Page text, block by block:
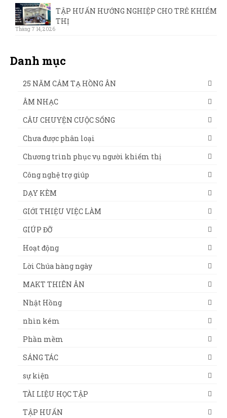
TẬP HUẤN HƯỚNG NGHIỆP CHO TRẺ KHIẾM
THỊ
Tháng 7 14, 2026
Danh mục
25 NĂM CẢM TẠ HỒNG ÂN
ÂM NHẠC
CÂU CHUYỆN CUỘC SỐNG
Chưa được phân loại
Chương trình phục vụ người khiếm thị
Công nghệ trợ giúp
DẠY KÈM
GIỚI THIỆU VIỆC LÀM
GIÚP ĐỠ
Hoạt động
Lời Chúa hàng ngày
MAKT THIÊN ÂN
Nhật Hồng
nhìn kém
Phần mềm
SÁNG TÁC
sự kiện
TÀI LIỆU HỌC TẬP
TẬP HUẤN